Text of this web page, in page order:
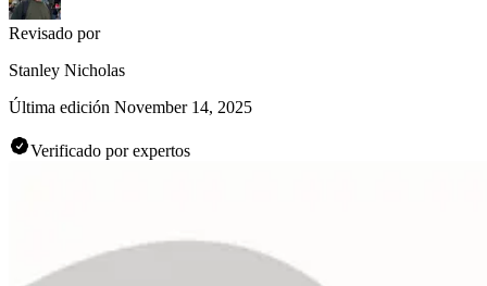
Revisado por
Stanley Nicholas
Última edición November 14, 2025
Verificado por expertos